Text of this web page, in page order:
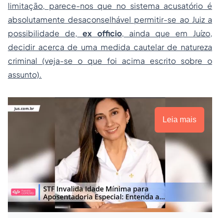
limitação, parece-nos que no sistema acusatório é
absolutamente desaconselhável permitir-se ao Juiz a
possibilidade de, ex officio, ainda que em Juízo,
decidir acerca de uma medida cautelar de natureza
criminal (veja-se o que foi acima escrito sobre o
assunto).
Leia mais